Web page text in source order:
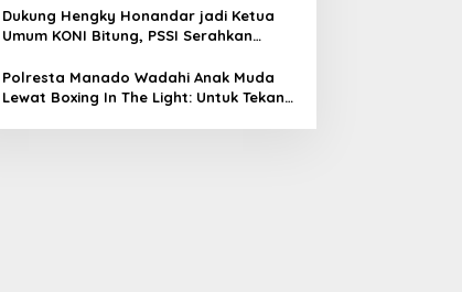
Dukung Hengky Honandar jadi Ketua
Umum KONI Bitung, PSSI Serahkan
Polresta Manado Wadahi Anak Muda
Lewat Boxing In The Light: Untuk Tekan